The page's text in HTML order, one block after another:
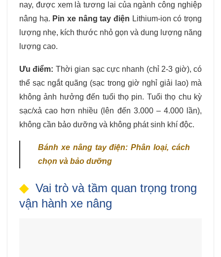
nay, được xem là tương lai của ngành công nghiệp
nâng hạ. Pin xe nâng tay điện Lithium-ion có trọng
lượng nhẹ, kích thước nhỏ gọn và dung lượng năng
lượng cao.
Ưu điểm: Thời gian sạc cực nhanh (chỉ 2-3 giờ), có
thể sạc ngắt quãng (sạc trong giờ nghỉ giải lao) mà
không ảnh hưởng đến tuổi thọ pin. Tuổi thọ chu kỳ
sạc/xả cao hơn nhiều (lên đến 3.000 – 4.000 lần),
không cần bảo dưỡng và không phát sinh khí độc.
Bánh xe nâng tay điện: Phân loại, cách
chọn và bảo dưỡng
Vai trò và tầm quan trọng trong
vận hành xe nâng